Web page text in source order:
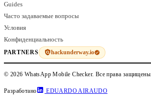
Guides
Часто задаваемые вопросы
Условия
Конфиденциальность
PARTNERS hackunderway.io
© 2026 WhatsApp Mobile Checker. Все права защищены.
Разработано EDUARDO AIRAUDO